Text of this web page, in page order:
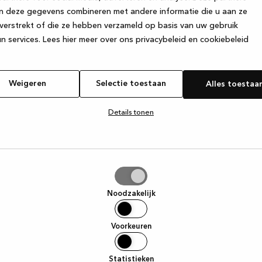
deze gegevens combineren met andere informatie die u aan ze
of die ze hebben verzameld op basis van uw gebruik
services. Lees hier meer over ons privacybeleid en cookiebeleid
Weigeren Selectie toestaan Alles
Details tonen
Noodzakelijk
Voorkeuren
Statistieken
has occurred while loadingwww.kvik.be (see the